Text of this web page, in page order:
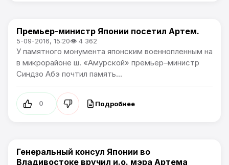
Новости Артёма / Политика
Премьер-министр Японии посетил Артем.
5-09-2016, 15:20👁 4 362
У памятного монумента японским военнопленным на
в микрорайоне ш. «Амурской» премьер–министр
Синдзо Абэ почтил память...
0 Подробнее
Политика
Генеральный консул Японии во
Владивостоке вручил и.о. мэра Артема